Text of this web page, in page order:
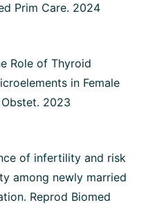
Prim Care. 2024
Role of Thyroid
in Female
2023
of infertility and risk
among newly married
Reprod Biomed